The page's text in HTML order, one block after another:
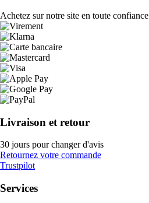
Achetez sur notre site en toute confiance
Livraison et retour
30 jours pour changer d'avis
Retournez votre commande
Trustpilot
Services